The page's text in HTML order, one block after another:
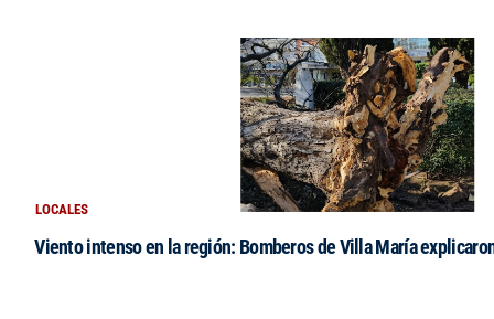
LOCALES
Viento intenso en la región: Bomberos de Villa María